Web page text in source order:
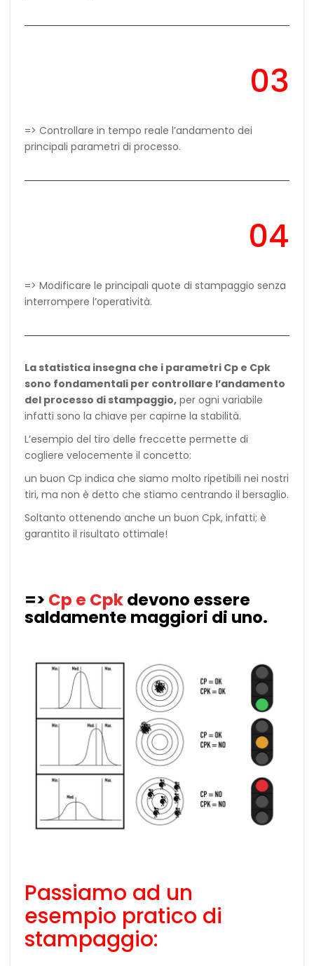
03
=> Controllare in tempo reale l’andamento dei
principali parametri di processo.
04
=> Modificare le principali quote di stampaggio senza
interrompere l’operatività.
La statistica insegna che i parametri Cp e Cpk
sono fondamentali per controllare l’andamento
del processo di stampaggio, per ogni variabile
infatti sono la chiave per capirne la stabilità.
L’esempio del tiro delle freccette permette di
cogliere velocemente il concetto:
un buon Cp indica che siamo molto ripetibili nei nostri
tiri, ma non è detto che stiamo centrando il bersaglio.
Soltanto ottenendo anche un buon Cpk, infatti; è
garantito il risultato ottimale!
=> Cp e Cpkdevono essere
saldamente maggiori di uno.
Passiamo ad un
esempio pratico di
stampaggio: